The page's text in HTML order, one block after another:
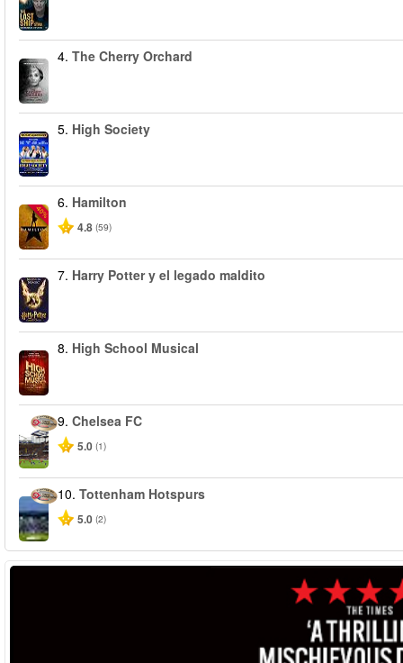
4. The Cherry Orchard
5. High Society
-40%
6. Hamilton
4.8 (59)
7. Harry Potter y el legado maldito
8. High School Musical
9. Chelsea FC
5.0 (1)
10. Tottenham Hotspurs
5.0 (2)